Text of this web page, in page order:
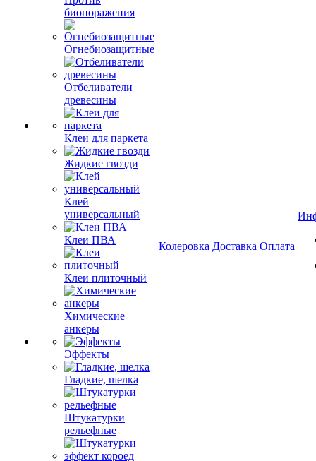
биопоражения
Огнебиозащитные
Отбеливатели
древесины
Клеи для паркета
Жидкие гвозди
Клей
универсальный
Клеи ПВА
Клеи плиточный
Химические
анкеры
Эффекты
Гладкие, шелка
Штукатурки
рельефные
Колеровка Доставка Оплата